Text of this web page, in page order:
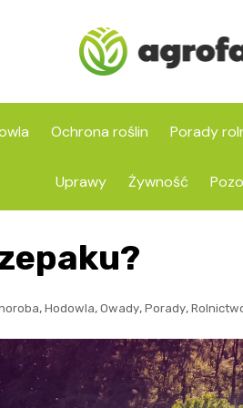
Ochrona roślin Porady
Uprawy Żywność
, Hodowla, Owady, Porady,